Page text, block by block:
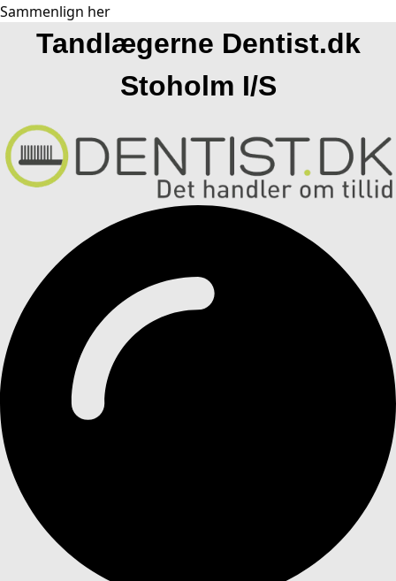
Sammenlign her
Tandlægerne Dentist.dk
Stoholm I/S